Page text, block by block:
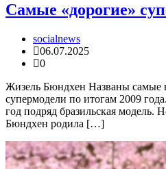
Самые «дорогие»
socialnews
06.07.2025
0
Жизель Бюндхен Названы самые
супермодели по итогам 2009
год подряд бразильская модель.
Бюндхен родила […]